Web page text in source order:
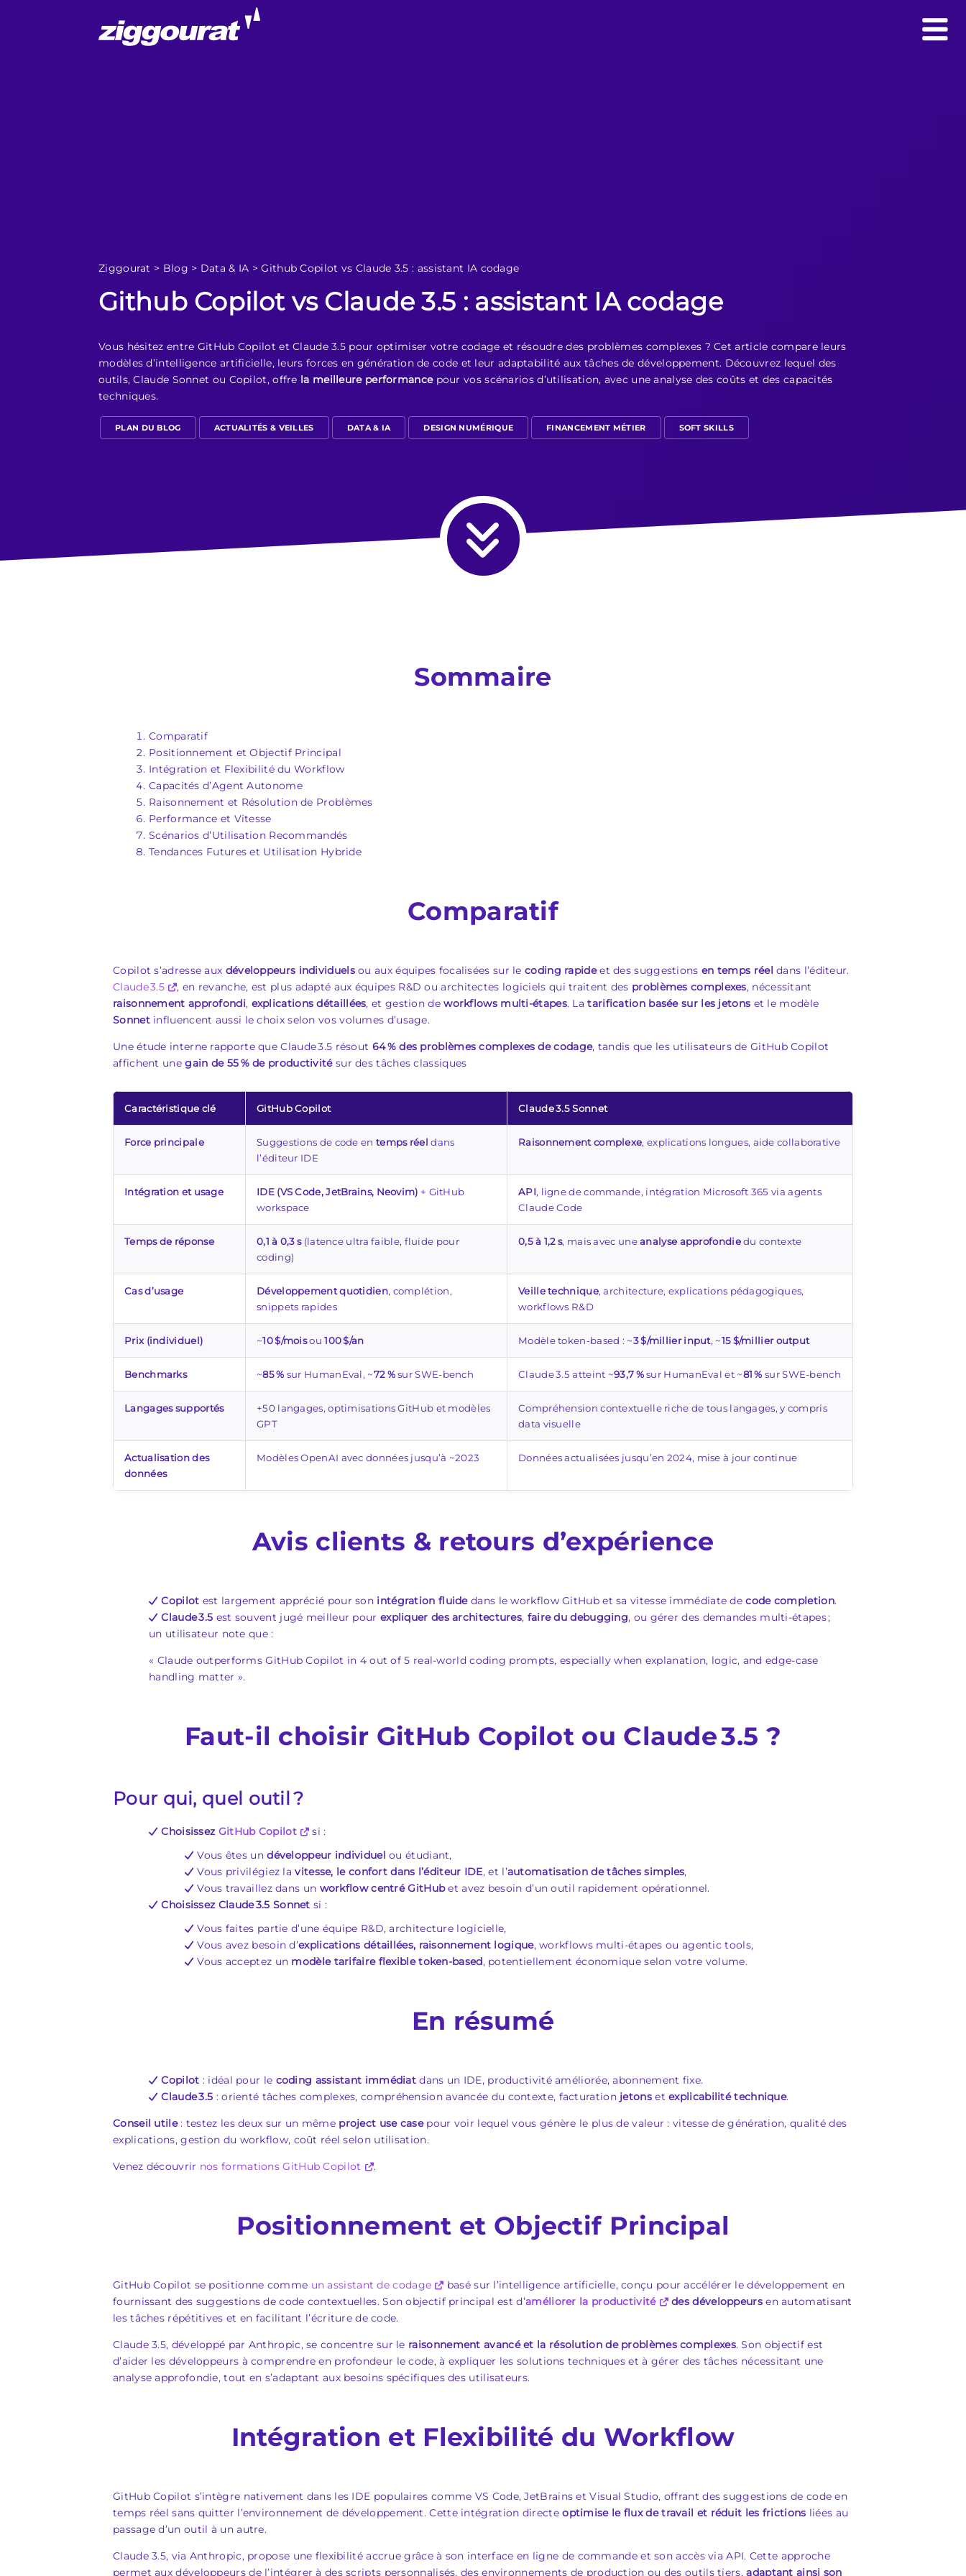
Ziggourat > Blog > Data & IA >Github Copilot vs Claude 3.5 : assistant IA codage
Github Copilot vs Claude 3.5 : assistant IA codage
Vous hésitez entre GitHub Copilot et Claude 3.5 pour optimiser votre codage et résoudre des problèmes complexes ? Cet article compare leurs
modèles d’intelligence artificielle, leurs forces en génération de code et leur adaptabilité aux tâches de développement. Découvrez lequel des
outils, Claude Sonnet ou Copilot, offre la meilleure performancepour vos scénarios d’utilisation, avec une analyse des coûts et des capacités
techniques.
PLAN DU BLOG ACTUALITÉS & VEILLES DATA & IA DESIGN NUMÉRIQUE FINANCEMENT MÉTIER SOFT SKILLS
Sommaire
Comparatif
Positionnement et Objectif Principal
Intégration et Flexibilité du Workflow
Capacités d’Agent Autonome
Raisonnement et Résolution de Problèmes
Performance et Vitesse
Scénarios d’Utilisation Recommandés
Tendances Futures et Utilisation Hybride
Comparatif
Copilot s’adresse aux développeurs individuelsou aux équipes focalisées sur lecoding rapideet des suggestions en temps réel dans l’éditeur.
Claude 3.5
, en revanche, est plus adapté aux équipes R&D ou architectes logiciels qui traitent des problèmes complexes, nécessitant
raisonnement approfondi, explications détaillées, et gestion deworkflows multi‑étapes. Latarification basée sur les jetons et le modèle
Sonnetinfluencent aussi le choix selon vos volumes d’usage.
Une étude interne rapporte que Claude 3.5 résout 64 % des problèmes complexes de codage, tandis que les utilisateurs de GitHub Copilot
affichent unegain de 55 % de productivitésur des tâches classiques
Caractéristique clé GitHub Copilot Claude 3.5 Sonnet
Force principale Suggestions de code en temps réel dans
l’éditeur IDE
Raisonnement complexe, explications longues, aide collaborative
Intégration et usage IDE (VS Code, JetBrains, Neovim) + GitHub
workspace
API, ligne de commande, intégration Microsoft 365 via agents
Claude Code
Temps de réponse 0,1 à 0,3 s(latence ultra faible, fluide pour
coding)
0,5 à 1,2 s, mais avec uneanalyse approfondiedu contexte
Cas d’usage Développement quotidien, complétion,
snippets rapides
Veille technique, architecture, explications pédagogiques,
workflows R&D
Prix (individuel) ~10 $/moisou100 $/an Modèle token-based : ~3 $/millier input, ~15 $/millier output
Benchmarks ~85 % sur HumanEval, ~72 %sur SWE-bench Claude 3.5 atteint ~93,7 %sur HumanEval et ~81 % sur SWE-bench
Langages supportés
+50 langages, optimisations GitHub et modèles
GPT
Compréhension contextuelle riche de tous langages, y compris
data visuelle
Actualisation des
données
Modèles OpenAI avec données jusqu’à ~2023 Données actualisées jusqu’en 2024, mise à jour continue
Avis clients & retours d’expérience
Copilot est largement apprécié pour son intégration fluidedans le workflow GitHub et sa vitesse immédiate decode completion.
Claude 3.5 est souvent jugé meilleur pour expliquer des architectures, faire du debugging, ou gérer des demandes multi-étapes ;
un utilisateur note que :
« Claude outperforms GitHub Copilot in 4 out of 5 real‑world coding prompts, especially when explanation, logic, and edge-case
handling matter ».
Faut‑il choisir GitHub Copilot ou Claude 3.5 ?
Pour qui, quel outil ?
Choisissez GitHub Copilot
si :
Vous êtes undéveloppeur individuel ou étudiant,
Vous privilégiez lavitesse, le confort dans l’éditeur IDE, et l’automatisation de tâches simples,
Vous travaillez dans un workflow centré GitHubet avez besoin d’un outil rapidement opérationnel.
Choisissez Claude 3.5 Sonnet si :
Vous faites partie d’une équipe R&D, architecture logicielle,
Vous avez besoin d’explications détaillées, raisonnement logique, workflows multi-étapes ou agentic tools,
Vous acceptez un modèle tarifaire flexible token-based, potentiellement économique selon votre volume.
En résumé
Copilot : idéal pour le coding assistant immédiat dans un IDE, productivité améliorée, abonnement fixe.
Claude 3.5 : orienté tâches complexes, compréhension avancée du contexte, facturation jetonsetexplicabilité technique.
Conseil utile: testez les deux sur un même project use casepour voir lequel vous génère le plus de valeur : vitesse de génération, qualité des
explications, gestion du workflow, coût réel selon utilisation.
Venez découvrir nos formations GitHub Copilot .
Positionnement et Objectif Principal
GitHub Copilot se positionne comme un assistant de codage
basé sur l’intelligence artificielle, conçu pour accélérer le développement en
fournissant des suggestions de code contextuelles. Son objectif principal est d’améliorer la productivité des développeursen automatisant
les tâches répétitives et en facilitant l’écriture de code.
Claude 3.5, développé par Anthropic, se concentre sur le raisonnement avancé et la résolution de problèmes complexes. Son objectif est
d’aider les développeurs à comprendre en profondeur le code, à expliquer les solutions techniques et à gérer des tâches nécessitant une
analyse approfondie, tout en s’adaptant aux besoins spécifiques des utilisateurs.
Intégration et Flexibilité du Workflow
GitHub Copilot s’intègre nativement dans les IDE populaires comme VS Code, JetBrains et Visual Studio, offrant des suggestions de code en
temps réel sans quitter l’environnement de développement. Cette intégration directeoptimise le flux de travail et réduit les frictions liées au
passage d’un outil à un autre.
Claude 3.5, via Anthropic, propose une flexibilité accrue grâce à son interface en ligne de commande et son accès via API. Cette approche
permet aux développeurs de l’intégrer à des scripts personnalisés, des environnements de production ou des outils tiers,adaptant ainsi son